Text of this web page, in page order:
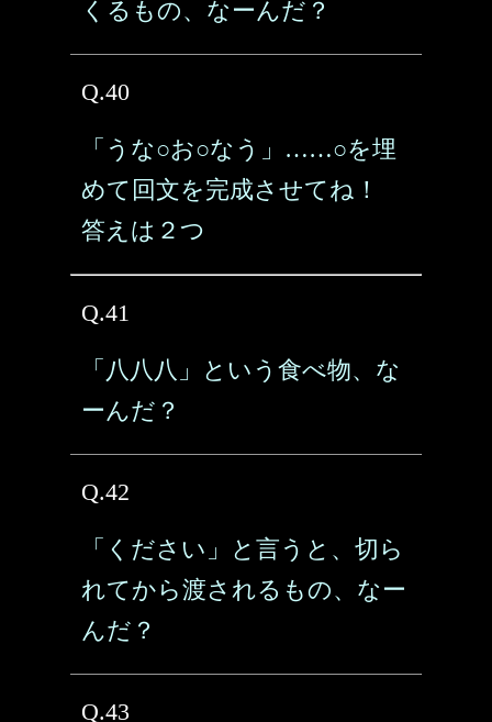
くるもの、なーんだ？
Q.40
「うな○お○なう」……○を埋
めて回文を完成させてね！
答えは２つ
Q.41
「八八八」という食べ物、な
ーんだ？
Q.42
「ください」と言うと、切ら
れてから渡されるもの、なー
んだ？
Q.43